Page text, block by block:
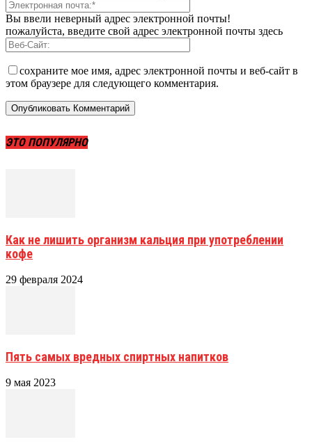
Вы ввели неверный адрес электронной почты!
пожалуйста, введите свой адрес электронной почты здесь
сохраните мое имя, адрес электронной почты и веб-сайт в
этом браузере для следующего комментария.
ЭТО ПОПУЛЯРНО
Как не лишить организм кальция при употреблении
кофе
29 февраля 2024
Пять самых вредных спиртных напитков
9 мая 2023